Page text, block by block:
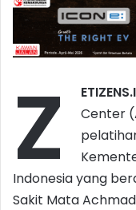
Z
Center
Indonesia yang
Sakit Mata